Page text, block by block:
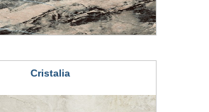
Cristalia